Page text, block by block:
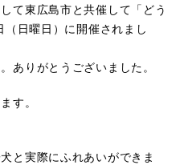
て東広島市と共催して「どう
日曜日）に開催されまし
ありがとうございました。
す。
と実際にふれあいができま